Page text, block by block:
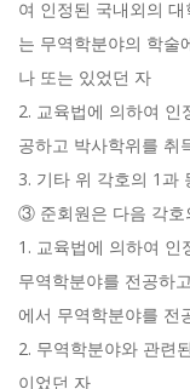
여 인정된 국내외의
는 무역학분야의 학술
나 또는 있었던 자
2. 교육법에 의하여 인
공하고 박사학위를 취
3. 기타 위 각호의 1과
③ 준회원은 다음 각호
1. 교육법에 의하여 인
무역학분야를 전공하
에서 무역학분야를 전
2. 무역학분야와 관련
이었던 자